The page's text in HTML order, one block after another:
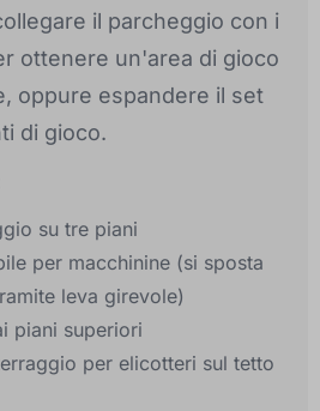
il parcheggio con i
ottenere un'area di gioco
oppure espandere il set
di gioco.
su tre piani
per macchinine (si sposta
leva girevole)
piani superiori
per elicotteri sul tetto